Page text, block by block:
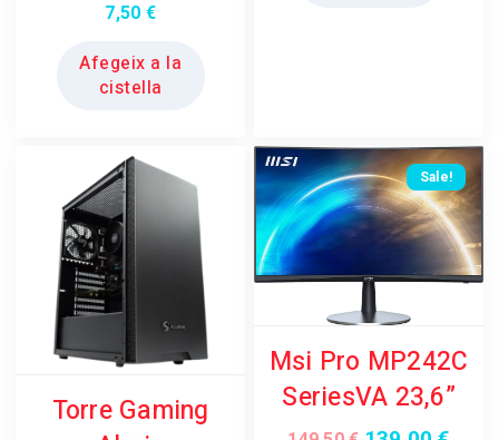
7,50 €
Afegeix a la
cistella
Torre Gaming
Sale!
Msi Pro MP242C
SeriesVA 23,6”